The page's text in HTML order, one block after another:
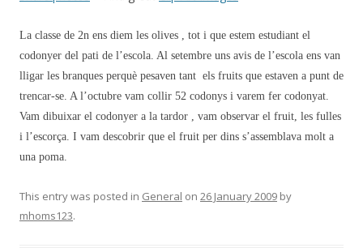
La classe de 2n ens diem les olives , tot i que estem estudiant el
codonyer del pati de l’escola. Al setembre uns avis de l’escola ens van
lligar les branques perquè pesaven tant els fruits que estaven a punt de
trencar-se. A l’octubre vam collir 52 codonys i varem fer codonyat.
Vam dibuixar el codonyer a la tardor , vam observar el fruit, les fulles
i l’escorça. I vam descobrir que el fruit per dins s’assemblava molt a
una poma.
This entry was posted in General on 26 January 2009 by
mhoms123.